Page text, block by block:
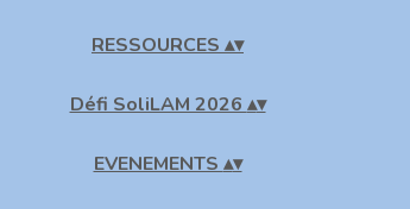
RESSOURCES ▴▾
Défi SoliLAM 2026 ▴▾
EVENEMENTS ▴▾